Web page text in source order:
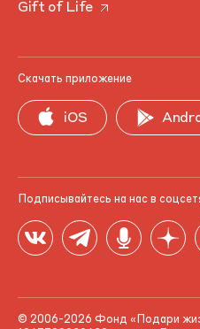
Gift of Life
Скачать приложение
iOS
Подписывайтесь на нас в
© 2006-2026 Фонд «Подари